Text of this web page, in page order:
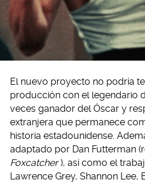
El nuevo proyecto no podría
producción con el legendario
veces ganador del Óscar y
extranjera que permanece
historia estadounidense.
adaptado por Dan Futterman
Foxcatcher ), así como el
Lawrence Grey, Shannon Lee,